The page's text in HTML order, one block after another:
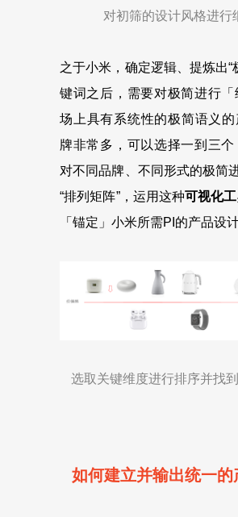
对初筛的设计风格进行
之于小米，确定逻辑、提炼出“
键词之后，需要对极简进行
场上具有系统性的极简语义
牌非常多，可以选择一到三个
对不同品牌、不同形式的极简
“排列矩阵”，运用这种可视化
「锚定」小米所需PI的产品设
选取关键维度进行排序并找
如何建立并输出统一的